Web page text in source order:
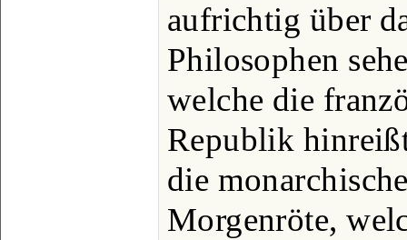
aufrichtig über
Philosophen
welche die
Republik
die
Morgenröte,